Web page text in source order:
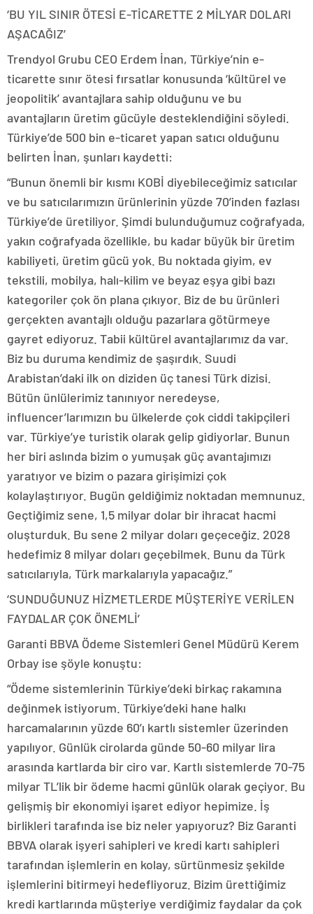
‘BU YIL SINIR ÖTESİ E-TİCARETTE 2 MİLYAR DOLARI
AŞACAĞIZ’
Trendyol Grubu CEO Erdem İnan, Türkiye’nin e-
ticarette sınır ötesi fırsatlar konusunda ‘kültürel ve
jeopolitik’ avantajlara sahip olduğunu ve bu
avantajların üretim gücüyle desteklendiğini söyledi.
Türkiye’de 500 bin e-ticaret yapan satıcı olduğunu
belirten İnan, şunları kaydetti:
“Bunun önemli bir kısmı KOBİ diyebileceğimiz satıcılar
ve bu satıcılarımızın ürünlerinin yüzde 70’inden fazlası
Türkiye’de üretiliyor. Şimdi bulunduğumuz coğrafyada,
yakın coğrafyada özellikle, bu kadar büyük bir üretim
kabiliyeti, üretim gücü yok. Bu noktada giyim, ev
tekstili, mobilya, halı-kilim ve beyaz eşya gibi bazı
kategoriler çok ön plana çıkıyor. Biz de bu ürünleri
gerçekten avantajlı olduğu pazarlara götürmeye
gayret ediyoruz. Tabii kültürel avantajlarımız da var.
Biz bu duruma kendimiz de şaşırdık. Suudi
Arabistan’daki ilk on diziden üç tanesi Türk dizisi.
Bütün ünlülerimiz tanınıyor neredeyse,
influencer’larımızın bu ülkelerde çok ciddi takipçileri
var. Türkiye’ye turistik olarak gelip gidiyorlar. Bunun
her biri aslında bizim o yumuşak güç avantajımızı
yaratıyor ve bizim o pazara girişimizi çok
kolaylaştırıyor. Bugün geldiğimiz noktadan memnunuz.
Geçtiğimiz sene, 1,5 milyar dolar bir ihracat hacmi
oluşturduk. Bu sene 2 milyar doları geçeceğiz. 2028
hedefimiz 8 milyar doları geçebilmek. Bunu da Türk
satıcılarıyla, Türk markalarıyla yapacağız.”
‘SUNDUĞUNUZ HİZMETLERDE MÜŞTERİYE VERİLEN
FAYDALAR ÇOK ÖNEMLİ’
Garanti BBVA Ödeme Sistemleri Genel Müdürü Kerem
Orbay ise şöyle konuştu:
“Ödeme sistemlerinin Türkiye’deki birkaç rakamına
değinmek istiyorum. Türkiye’deki hane halkı
harcamalarının yüzde 60’ı kartlı sistemler üzerinden
yapılıyor. Günlük cirolarda günde 50-60 milyar lira
arasında kartlarda bir ciro var. Kartlı sistemlerde 70-75
milyar TL’lik bir ödeme hacmi günlük olarak geçiyor. Bu
gelişmiş bir ekonomiyi işaret ediyor hepimize. İş
birlikleri tarafında ise biz neler yapıyoruz? Biz Garanti
BBVA olarak işyeri sahipleri ve kredi kartı sahipleri
tarafından işlemlerin en kolay, sürtünmesiz şekilde
işlemlerini bitirmeyi hedefliyoruz. Bizim ürettiğimiz
kredi kartlarında müşteriye verdiğimiz faydalar da çok